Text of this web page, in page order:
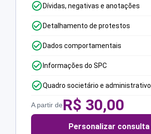
Dívidas, negativas e anotações
Detalhamento de protestos
Dados comportamentais
Informações do SPC
Quadro societário e administrativo
A partir deR$ 30,00
Personalizar consulta